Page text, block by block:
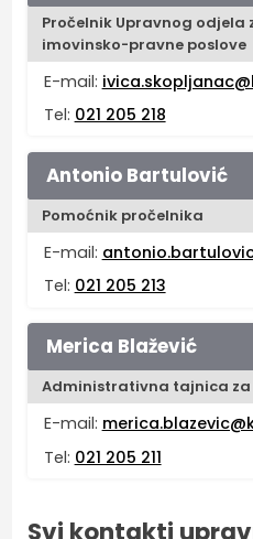
Pročelnik Upravnog
imovinsko-pravne poslove
E-mail:
Tel: 021 205 218
Antonio Bartulović
Pomoćnik pročelnika
E-mail:
Tel: 021 205 213
Merica Blažević
Administrativna tajnica za
E-mail:
Tel: 021 205 211
Svi kontakti